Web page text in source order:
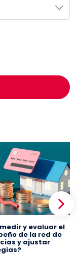
y evaluar el
de la red de
y ajustar